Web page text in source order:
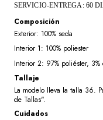
SERVICIO-ENTREGA: 60
Composición
Exterior: 100% seda
Interior 1: 100% poliester
Interior 2: 97% poliéster, 3%
Tallaje
La modelo lleva la talla 36.
de Tallas".
Cuidados